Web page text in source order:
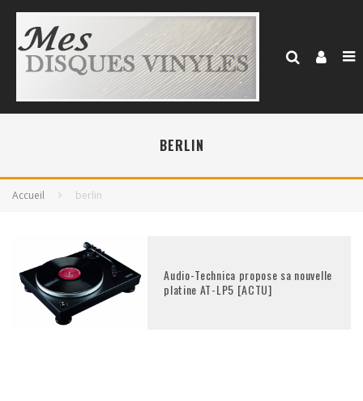
BERLIN
Accueil berlin
Audio-Technica propose sa nouvelle
platine AT-LP5 [ACTU]